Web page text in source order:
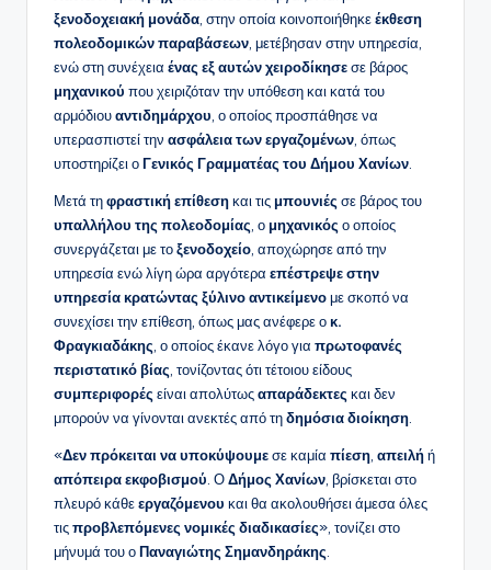
ξενοδοχειακή μονάδα , στην οποία κοινοποιήθηκεέκθεση
πολεοδομικών παραβάσεων , μετέβησαν στην υπηρεσία,
ενώ στη συνέχεια ένας εξ αυτών χειροδίκησεσε βάρος
μηχανικού που χειριζόταν την υπόθεση και κατά του
αρμόδιουαντιδημάρχου , ο οποίος προσπάθησε να
υπερασπιστεί την ασφάλεια των εργαζομένων , όπως
υποστηρίζει οΓενικός Γραμματέας του Δήμου Χανίων
Μετά τηφραστική επίθεσηκαι τις μπουνιές σε βάρος του
υπαλλήλου της πολεοδομίας , ο μηχανικός ο οποίος
συνεργάζεται με τοξενοδοχείο , αποχώρησε από την
υπηρεσία ενώ λίγη ώρα αργότερα επέστρεψε στην
υπηρεσία κρατώντας ξύλινο αντικείμενομε σκοπό να
συνεχίσει την επίθεση, όπως μας ανέφερε οκ.
Φραγκιαδάκης , ο οποίος έκανε λόγο για πρωτοφανές
περιστατικό βίας , τονίζοντας ότι τέτοιου είδους
συμπεριφορές είναι απολύτωςαπαράδεκτες και δεν
μπορούν να γίνονται ανεκτές από τηδημόσια διοίκηση
«Δεν πρόκειται να υποκύψουμεσε καμία πίεση απειλήή
απόπειρα εκφοβισμού . ΟΔήμος Χανίων , βρίσκεται στο
πλευρό κάθεεργαζόμενου και θα ακολουθήσει άμεσα όλες
τιςπροβλεπόμενες νομικές διαδικασίες», τονίζει στο
μήνυμά του οΠαναγιώτης Σημανδηράκης